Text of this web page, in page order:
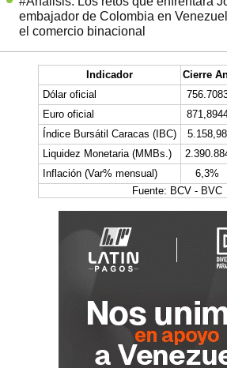
embajador de Colombia en
el comercio binacional
Indicador Cierre
Dólar oficial
Euro oficial
Índice Bursátil Caracas (IBC)
5.158,98
Liquidez Monetaria (MMBs.)
Inflación (Var% mensual)
6,3%
Fuente: BCV - BVC